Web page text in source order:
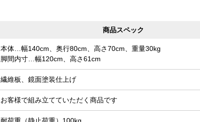
商品スペック
本体…幅140cm、奥行80cm、高さ70cm、重量30kg
脚間内寸…幅120cm、高さ61cm
繊維板、鏡面塗装仕上げ
お客様で組み立てていただく商品です
耐荷重（静止荷重）100kg